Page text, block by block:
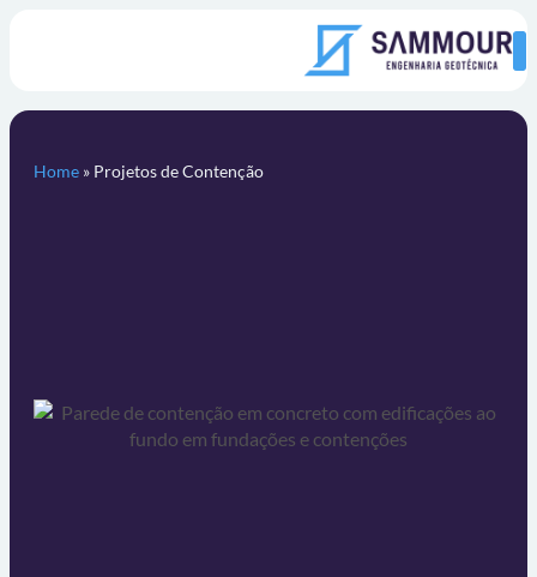
Home » Projetos de Contenção